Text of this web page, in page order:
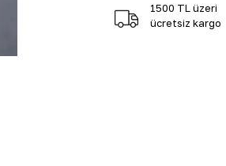
1500 TL üzeri
ücretsiz kargo